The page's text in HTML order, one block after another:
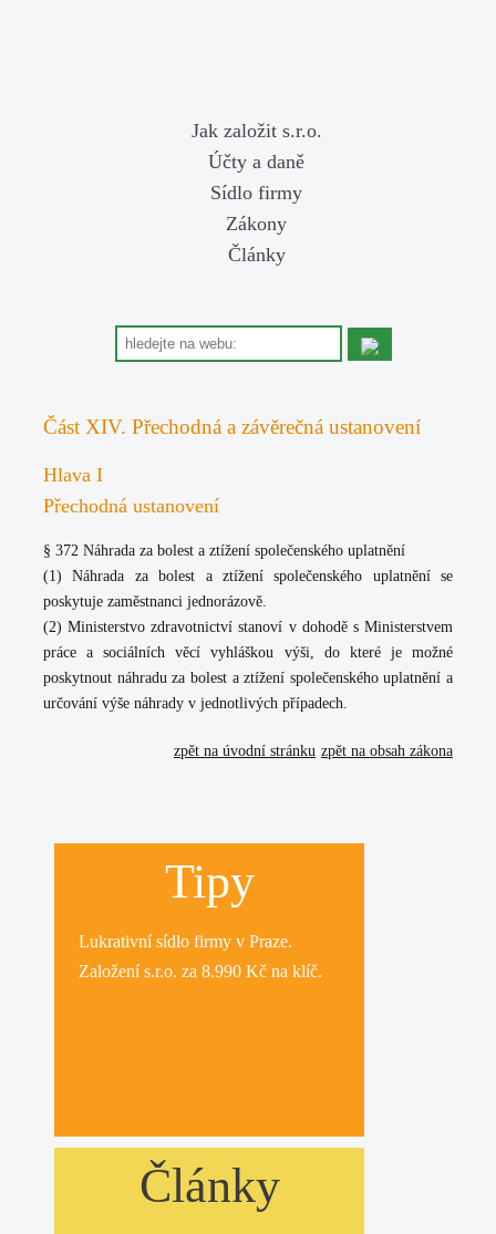
Jak založit s.r.o.
Účty a daně
Sídlo firmy
Zákony
Články
Část XIV. Přechodná a závěrečná ustanovení
Hlava I
Přechodná ustanovení
§ 372 Náhrada za bolest a ztížení společenského uplatnění
(1) Náhrada za bolest a ztížení společenského uplatnění se
poskytuje zaměstnanci jednorázově.
(2) Ministerstvo zdravotnictví stanoví v dohodě s Ministerstvem
práce a sociálních věcí vyhláškou výši, do které je možné
poskytnout náhradu za bolest a ztížení společenského uplatnění a
určování výše náhrady v jednotlivých případech.
zpět na obsah zákona
zpět na úvodní stránku
Tipy
Lukrativnísídlo firmy v Praze.
Založení s.r.o. za 8.990 Kč na klíč.
Články